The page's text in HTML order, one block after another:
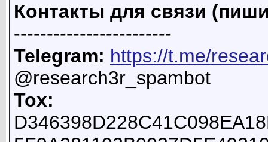
Контакты для связи
------------------------
Telegram: https://t.me/
@research3r_spambot
Tox: